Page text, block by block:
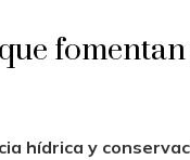
hídrica y